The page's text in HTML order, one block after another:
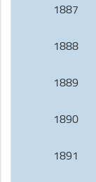
1887
1888
1889
1890
1891